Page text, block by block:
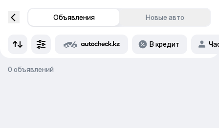
Объявления Новые авто
В кредит
0 объявлений